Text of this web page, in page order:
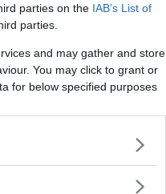
parties on the IAB’s List of
parties.
and may gather and store
You may click to grant or
for below specified purposes